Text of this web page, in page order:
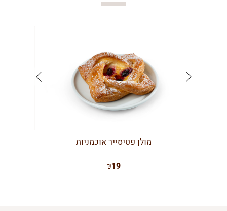
מולן פטיסייר אוכמניות
₪19